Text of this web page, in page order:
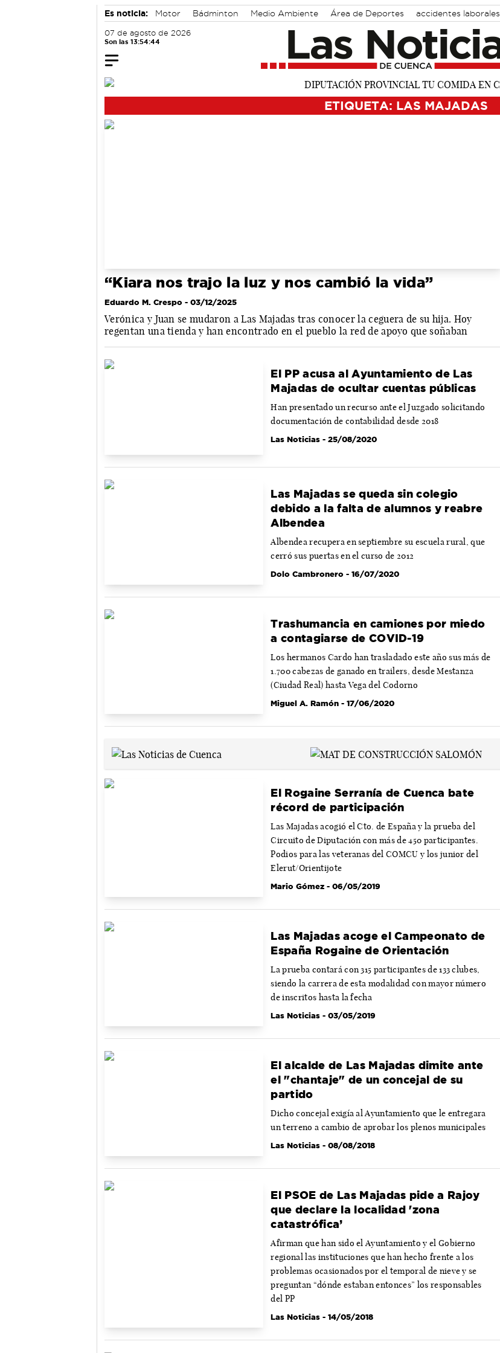
Es noticia: Motor Bádminton Medio Ambiente Área de Deportes accidentes laborales
07 de agosto de 2026
Son las 13:54:44
ETIQUETA: LAS MAJADAS
“Kiara nos trajo la luz y nos cambió la vida”
Eduardo M. Crespo - 03/12/2025
Verónica y Juan se mudaron a Las Majadas tras conocer la ceguera de su hija. Hoy
regentan una tienda y han encontrado en el pueblo la red de apoyo que soñaban
El PP acusa al Ayuntamiento de Las
Majadas de ocultar cuentas públicas
Han presentado un recurso ante el Juzgado solicitando
documentación de contabilidad desde 2018
Las Noticias - 25/08/2020
Las Majadas se queda sin colegio
debido a la falta de alumnos y reabre
Albendea
Albendea recupera en septiembre su escuela rural, que
cerró sus puertas en el curso de 2012
Dolo Cambronero - 16/07/2020
Trashumancia en camiones por miedo
a contagiarse de COVID-19
Los hermanos Cardo han trasladado este año sus más de
1.700 cabezas de ganado en trailers, desde Mestanza
(Ciudad Real) hasta Vega del Codorno
Miguel A. Ramón - 17/06/2020
El Rogaine Serranía de Cuenca bate
récord de participación
Las Majadas acogió el Cto. de España y la prueba del
Circuito de Diputación con más de 450 participantes.
Podios para las veteranas del COMCU y los junior del
Elerut/Orientijote
Mario Gómez - 06/05/2019
Las Majadas acoge el Campeonato de
España Rogaine de Orientación
La prueba contará con 315 participantes de 133 clubes,
siendo la carrera de esta modalidad con mayor número
de inscritos hasta la fecha
Las Noticias - 03/05/2019
El alcalde de Las Majadas dimite ante
el "chantaje" de un concejal de su
partido
Dicho concejal exigía al Ayuntamiento que le entregara
un terreno a cambio de aprobar los plenos municipales
Las Noticias - 08/08/2018
El PSOE de Las Majadas pide a Rajoy
que declare la localidad 'zona
catastrófica’
Afirman que han sido el Ayuntamiento y el Gobierno
regional las instituciones que han hecho frente a los
problemas ocasionados por el temporal de nieve y se
preguntan “dónde estaban entonces” los responsables
del PP
Las Noticias - 14/05/2018